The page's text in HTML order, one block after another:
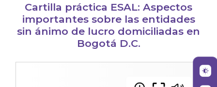
Cartilla práctica ESAL: Aspectos
importantes sobre las entidades
sin ánimo de lucro domiciliadas en
Bogotá D.C.